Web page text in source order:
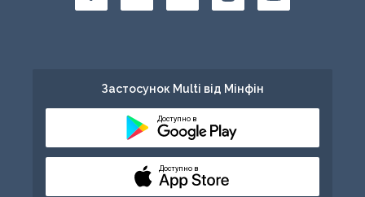
Застосунок Multi від Мінфін
Доступно в
Доступно в